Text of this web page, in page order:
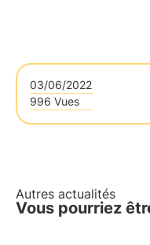
03/06/2022
996 Vues
Autres actualités
Vous pourriez